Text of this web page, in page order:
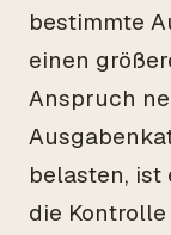
bestimmte
einen
Anspruch
belasten,
die